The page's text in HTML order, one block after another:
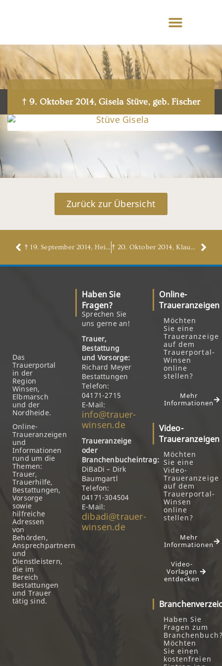
† 9. Oktober 2014, Gisela Stüve, geb. Fischer
Zurück zur Übersicht
† 19. September 2014, Heiko Scheerer, geb. Weh † 20. Oktober 2014, Klaus-Günter Albers
Das
Trauerportal
in der
Region
Winsen,
Elbmarsch
und der
Nordheide.
Online-
Traueranzeigen
und
Informationen
rund um die
Themen:
Trauer,
Trauerhilfe,
Bestattungen,
Vorsorge
sowie
hilfreiche
Adressen
von
Behörden,
Ansprechpartnern
und
Dienstleistern,
die im
Bereich
Bestattungen
und Trauer
tätig sind.
Haben Sie
Fragen?
Sprechen Sie
uns gerne an!
Trauer,
Bestattung
und Vorsorge:
Richard Meyer
Bestattungen
Telefon:
04171-2715
E-Mail:
info@trauer-
winsen.de
Traueranzeige
oder
Branchenbucheintrag:
DiBaDi – Dirk
Baumgartl
Telefon:
04171-304504
E-Mail:
dibadi@trauer-
winsen.de
Online-
Traueranzeigen
Möchten
Sie eine
Traueranzeige
auf dem
Trauerportal-
Winsen
online
stellen?
Mehr
Informationen
Video-
Traueranzeigen
Möchten
Sie eine
Video-
Traueranzeige
auf dem
Trauerportal-
Winsen
online
stellen?
Mehr
Informationen
Video-
Vorlagen
entdecken
Haben Sie
Fragen zum
Möchten
Sie einen
kostenfreien